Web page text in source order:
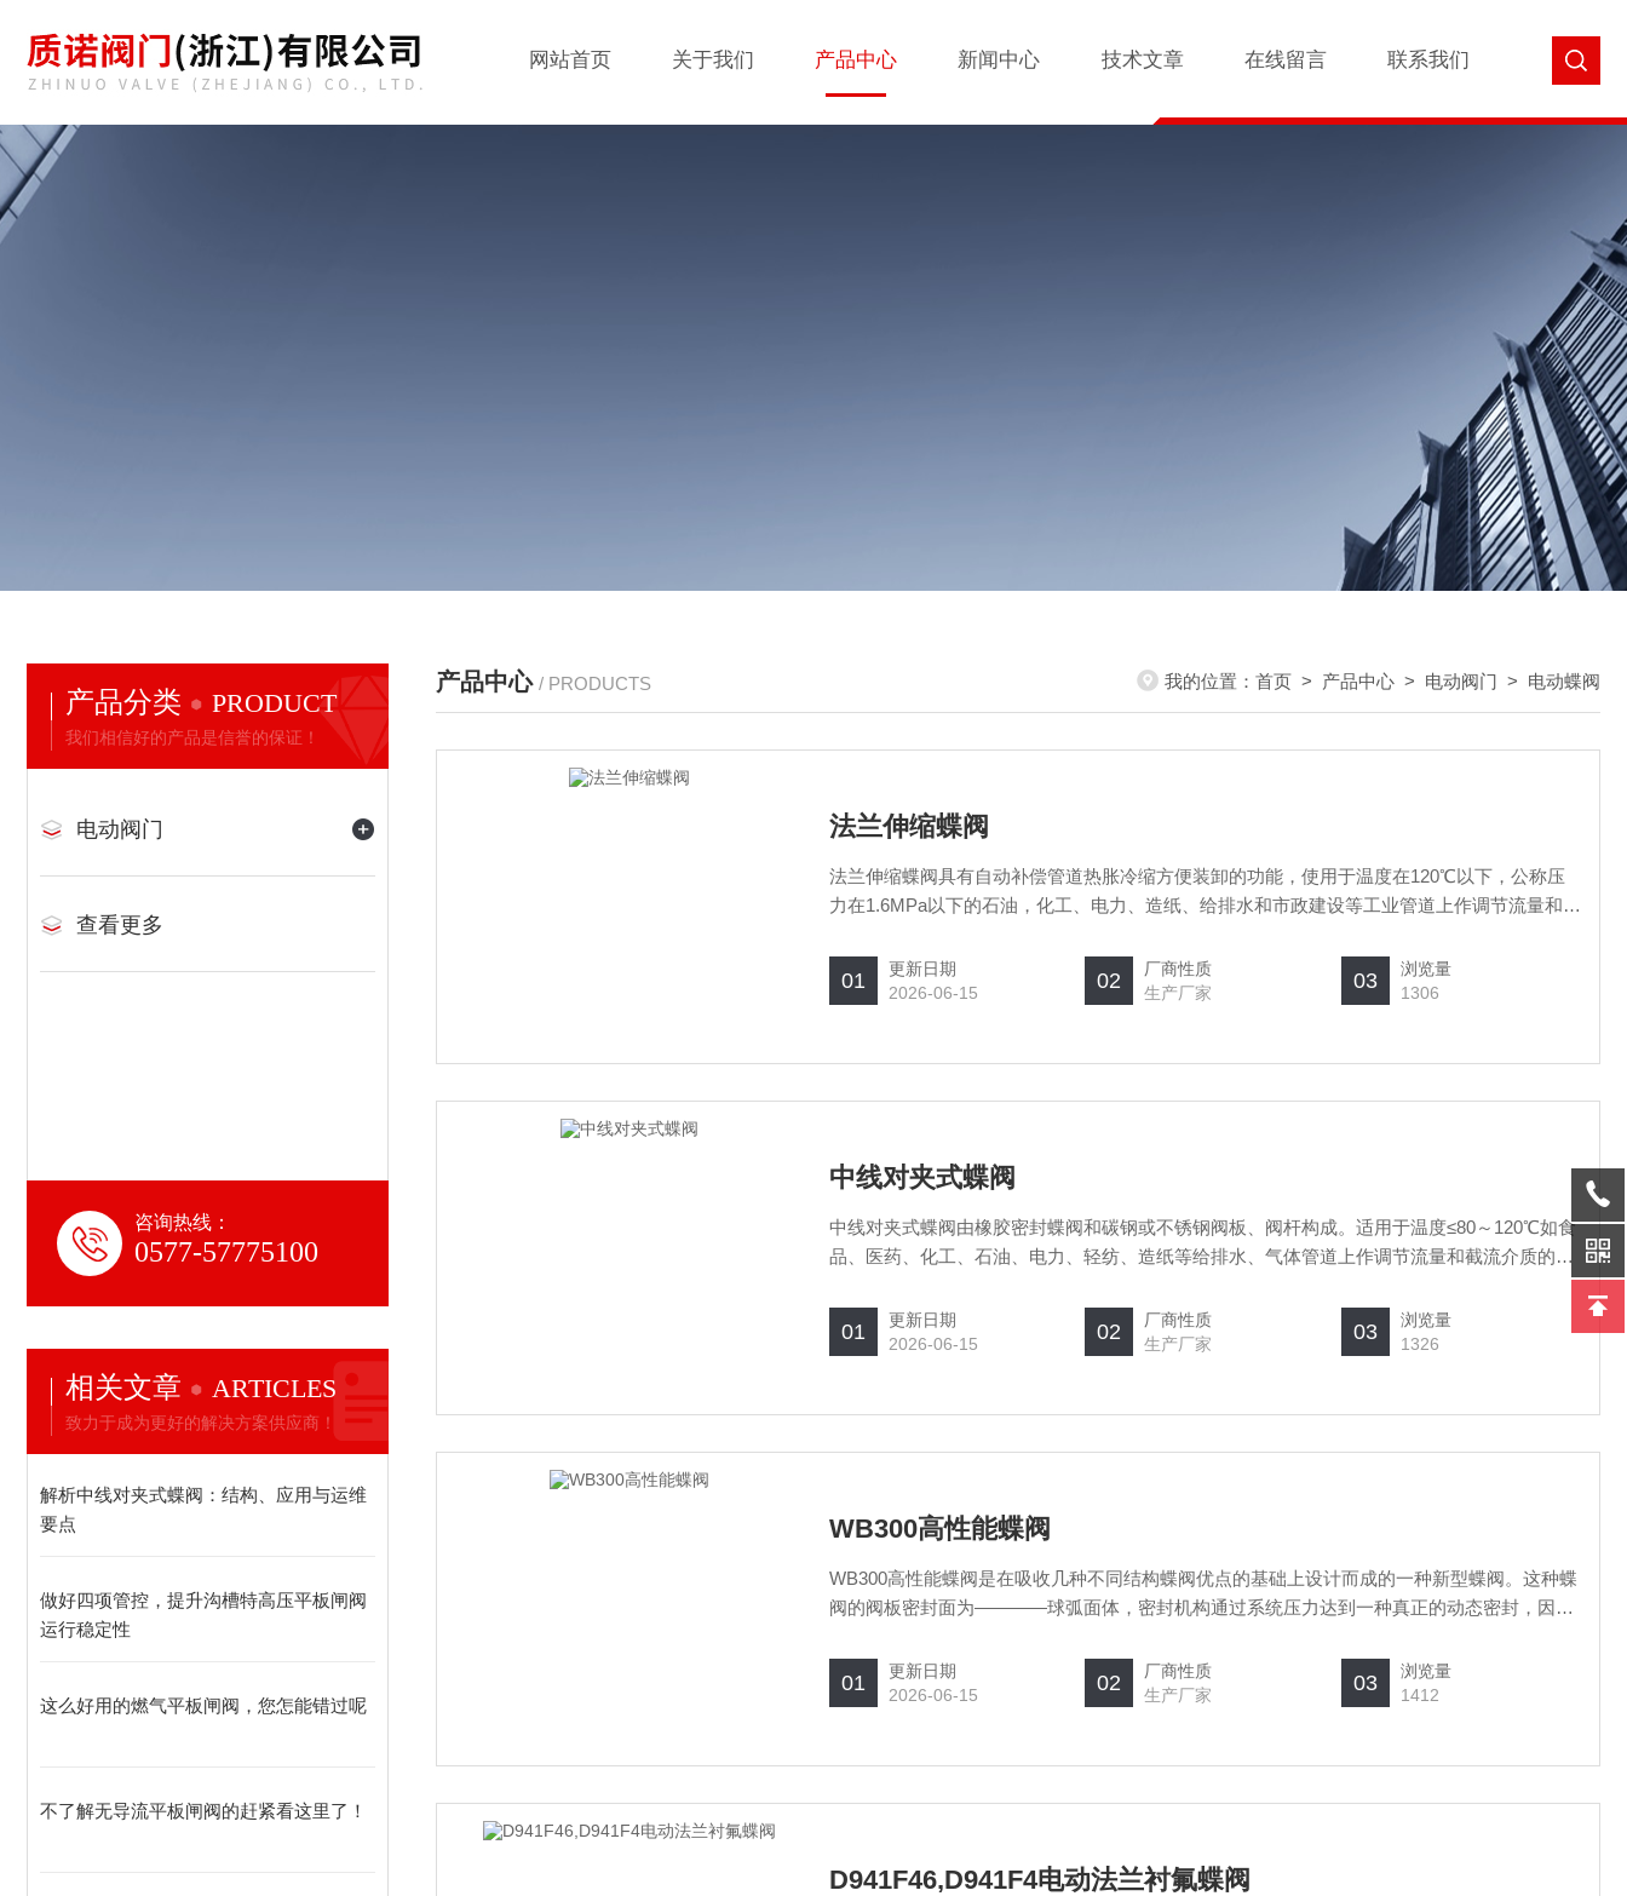
网站首页 关于我们 产品中心 新闻中心 技术文章 在线留言 联系我们
产品分类 PRODUCT
我们相信好的产品是信誉的保证！
电动阀门
查看更多
咨询热线：
0577-57775100
相关文章 ARTICLES
致力于成为更好的解决方案供应商！
解析中线对夹式蝶阀：结构、应用与运维
要点
做好四项管控，提升沟槽特高压平板闸阀
运行稳定性
这么好用的燃气平板闸阀，您怎能错过呢
不了解无导流平板闸阀的赶紧看这里了！
产品中心 / PRODUCTS 我的位置： 首页 > 产品中心 > 电动阀门 > 电动蝶阀
法兰伸缩蝶阀
法兰伸缩蝶阀具有自动补偿管道热胀冷缩方便装卸的功能，使用于温度在120℃以下，公称压
力在1.6MPa以下的石油，化工、电力、造纸、给排水和市政建设等工业管道上作调节流量和载
01
更新日期
2026-06-15
02
厂商性质
生产厂家
03
浏览量
1306
中线对夹式蝶阀
中线对夹式蝶阀由橡胶密封蝶阀和碳钢或不锈钢阀板、阀杆构成。适用于温度≤80～120℃如食
品、医药、化工、石油、电力、轻纺、造纸等给排水、气体管道上作调节流量和截流介质的作
01
更新日期
2026-06-15
02
厂商性质
生产厂家
03
浏览量
1326
WB300高性能蝶阀
WB300高性能蝶阀是在吸收几种不同结构蝶阀优点的基础上设计而成的一种新型蝶阀。这种蝶
阀的阀板密封面为————球弧面体，密封机构通过系统压力达到一种真正的动态密封，因此
01
更新日期
2026-06-15
02
厂商性质
生产厂家
03
浏览量
1412
D941F46,D941F4电动法兰衬氟蝶阀